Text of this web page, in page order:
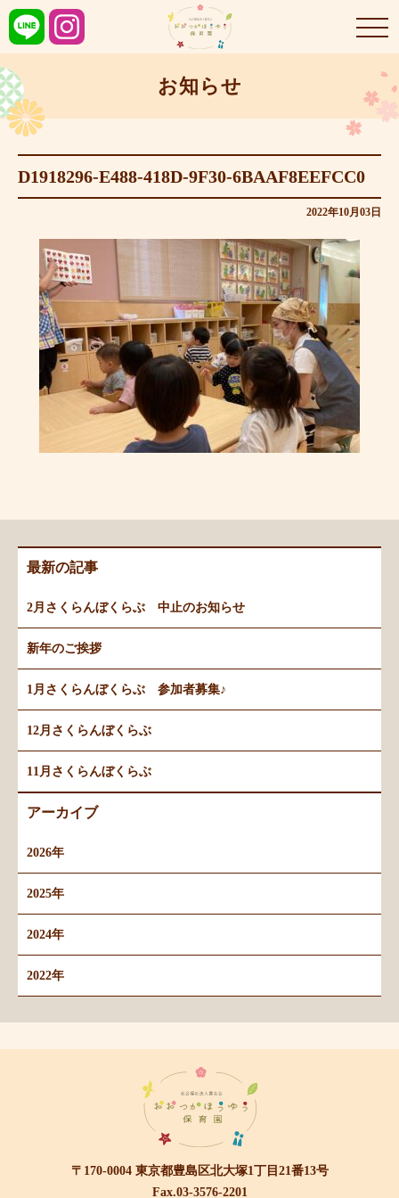
お知らせ
D1918296-E488-418D-9F30-6BAAF8EEFCC0
2022年10月03日
最新の記事
2月さくらんぼくらぶ 中止のお知らせ
新年のご挨拶
1月さくらんぼくらぶ 参加者募集♪
12月さくらんぼくらぶ
11月さくらんぼくらぶ
アーカイブ
2026年
2025年
2024年
2022年
〒170-0004 東京都豊島区北大塚1丁目21番13号
Fax.03-3576-2201